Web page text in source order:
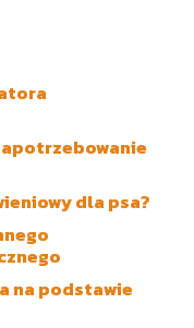
dla psa?
na podstawie